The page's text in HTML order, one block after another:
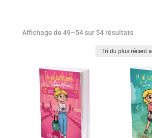
Affichage de 49–54 sur 54 résultats